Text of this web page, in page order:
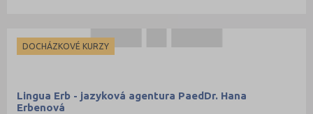
DOCHÁZKOVÉ KURZY
Lingua Erb - jazyková agentura PaedDr. Hana
Erbenová